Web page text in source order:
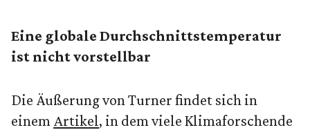
Eine globale Durchschnittstemperatur
ist nicht vorstellbar
Die Äußerung von Turner findet sich in
einem Artikel, in dem viele Klimaforschende